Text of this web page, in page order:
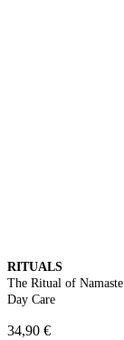
RITUALS
The Ritual of
Day Care
34,90 €